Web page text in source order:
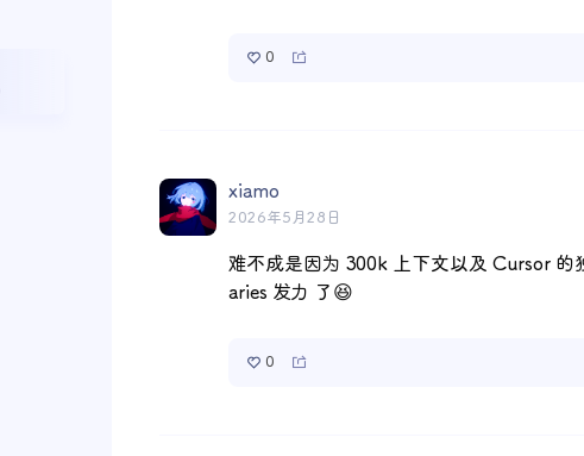
0
xiamo
2026年5月28日
难不成是因为 300k 上下文以及 Cursor 的
aries 发力 了😆
0